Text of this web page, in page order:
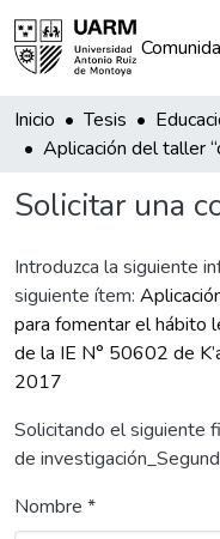
Inicio Tesis
Solicitar una
Introduzca la siguiente
siguiente ítem:
para fomentar el hábito
de la IE N° 50602 de
2017
Solicitando el siguiente
de
Nombre *